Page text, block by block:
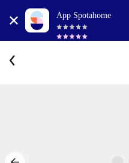
App Spotahome